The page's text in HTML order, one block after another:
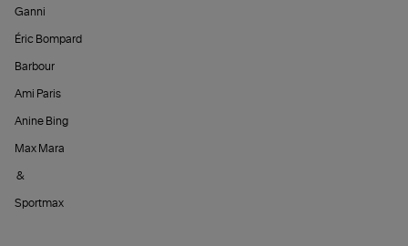
Ganni
Éric Bompard
Barbour
Ami Paris
Anine Bing
Max Mara
&
Sportmax